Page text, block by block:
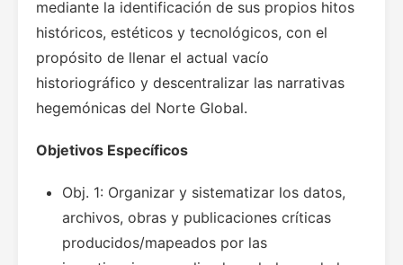
mediante la identificación de sus propios hitos
históricos, estéticos y tecnológicos, con el
propósito de llenar el actual vacío
historiográfico y descentralizar las narrativas
hegemónicas del Norte Global.
Objetivos Específicos
Obj. 1: Organizar y sistematizar los datos,
archivos, obras y publicaciones críticas
producidos/mapeados por las